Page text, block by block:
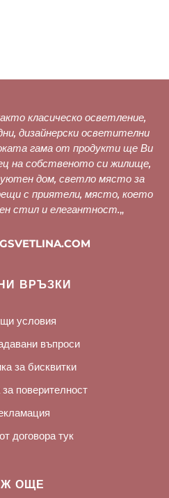
класическо осветление,
дизайнерски осветителни
гама от продукти ще Ви
на собственото си жилище,
дом, светло място за
с приятели, място, което
стил и елегантност.„
ВРЪЗКИ
условия
въпроси
за бисквитки
поверителност
договора тук
ОЩЕ